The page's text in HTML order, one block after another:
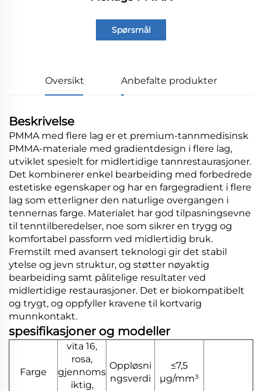
Spørsmål
Oversikt Anbefalte produkter
Beskrivelse
PMMA med flere lag er et premium-tannmedisinsk
PMMA-materiale med gradientdesign i flere lag,
utviklet spesielt for midlertidige tannrestaurasjoner.
Det kombinerer enkel bearbeiding med forbedrede
estetiske egenskaper og har en fargegradient i flere
lag som etterligner den naturlige overgangen i
tennernas farge. Materialet har god tilpasningsevne
til tenntilberedelser, noe som sikrer en trygg og
komfortabel passform ved midlertidig bruk.
Fremstilt med avansert teknologi gir det stabil
ytelse og jevn struktur, og støtter nøyaktig
bearbeiding samt pålitelige resultater ved
midlertidige restaurasjoner. Det er biokompatibelt
og trygt, og oppfyller kravene til kortvarig
munnkontakt.
spesifikasjoner og modeller
Farge
vita 16,
rosa,
gjennoms
iktig,
Oppløsni
ngsverdi
≤7,5
μg/mm³